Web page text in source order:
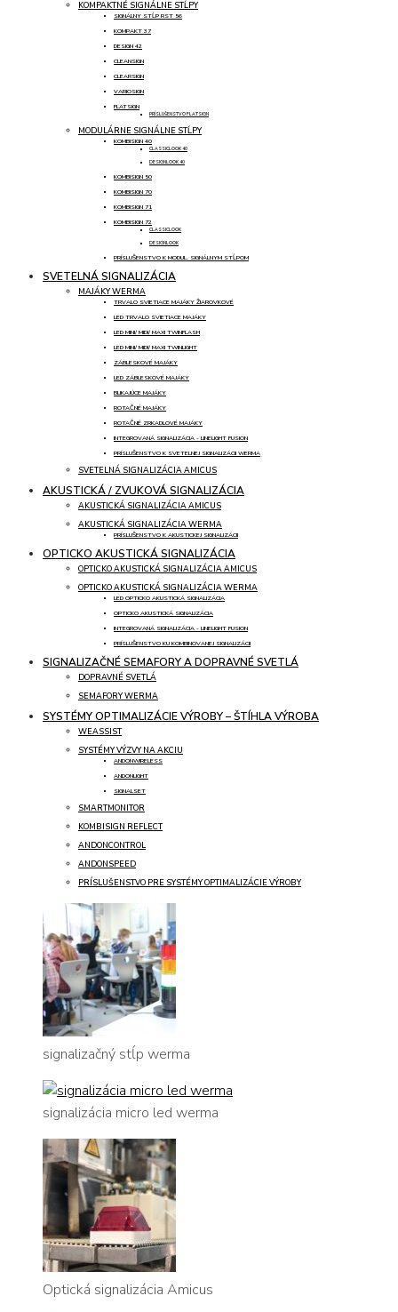
KOMPAKTNÉ SIGNÁLNE STĹPY
SIGNÁLNY STĹP RST 56
KOMPAKT 37
DESIGN 42
CLEANSIGN
CLEARSIGN
VARIOSIGN
FLATSIGN
PRÍSLUŠENSTVO FLATSIGN
MODULÁRNE SIGNÁLNE STĹPY
KOMBISIGN 40
CLASSICLOOK 40
DESIGNLOOK 40
KOMBISIGN 50
KOMBISIGN 70
KOMBISIGN 71
KOMBISIGN 72
CLASSICLOOK
DESIGNLOOK
PRÍSLUŠENSTVO K MODUL. SIGNÁLNYM STĹPOM
SVETELNÁ SIGNALIZÁCIA
MAJÁKY WERMA
TRVALO SVIETIACE MAJÁKY ŽIAROVKOVÉ
LED TRVALO SVIETIACE MAJÁKY
LED MINI/ MIDI/ MAXI TWINFLASH
LED MINI/ MIDI/ MAXI TWINLIGHT
ZÁBLESKOVÉ MAJÁKY
LED ZÁBLESKOVÉ MAJÁKY
BLIKAJÚCE MAJÁKY
ROTAČNÉ MAJÁKY
ROTAČNÉ ZRKADLOVÉ MAJÁKY
INTEGROVANÁ SIGNALIZÁCIA - LINELIGHT FUSION
PRÍSLUŠENSTVO K SVETELNEJ SIGNALIZÁCII WERMA
SVETELNÁ SIGNALIZÁCIA AMICUS
AKUSTICKÁ / ZVUKOVÁ SIGNALIZÁCIA
AKUSTICKÁ SIGNALIZÁCIA AMICUS
AKUSTICKÁ SIGNALIZÁCIA WERMA
PRÍSLUŠENSTVO K AKUSTICKEJ SIGNALIZÁCII
OPTICKO AKUSTICKÁ SIGNALIZÁCIA
OPTICKO AKUSTICKÁ SIGNALIZÁCIA AMICUS
OPTICKO AKUSTICKÁ SIGNALIZÁCIA WERMA
LED OPTICKO AKUSTICKÁ SIGNALIZÁCIA
OPTICKO AKUSTICKÁ SIGNALIZÁCIA
INTEGROVANÁ SIGNALIZÁCIA - LINELIGHT FUSION
PRÍSLUŠENSTVO KU KOMBINOVANEJ SIGNALIZÁCII
SIGNALIZAČNÉ SEMAFORY A DOPRAVNÉ SVETLÁ
DOPRAVNÉ SVETLÁ
SEMAFORY WERMA
SYSTÉMY OPTIMALIZÁCIE VÝROBY – ŠTÍHLA VÝROBA
WEASSIST
SYSTÉMY VÝZVY NA AKCIU
ANDONWIRELESS
ANDONLIGHT
SIGNALSET
SMARTMONITOR
KOMBISIGN REFLECT
ANDONCONTROL
ANDONSPEED
PRÍSLUŠENSTVO PRE SYSTÉMY OPTIMALIZÁCIE VÝROBY
signalizačný stĺp werma
signalizácia micro led werma
Optická signalizácia Amicus